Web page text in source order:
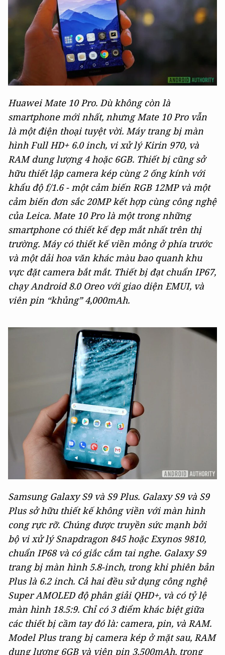
Huawei Mate 10 Pro. Dù không còn là
smartphone mới nhất, nhưng Mate 10 Pro vẫn
là một điện thoại tuyệt vời. Máy trang bị màn
hình Full HD+ 6.0 inch, vi xử lý Kirin 970, và
RAM dung lượng 4 hoặc 6GB. Thiết bị cũng sở
hữu thiết lập camera kép cùng 2 ống kính với
khẩu độ f/1.6 - một cảm biến RGB 12MP và một
cảm biến đơn sắc 20MP kết hợp cùng công nghệ
của Leica. Mate 10 Pro là một trong những
smartphone có thiết kế đẹp mắt nhất trên thị
trường. Máy có thiết kế viền mỏng ở phía trước
và một dải hoa văn khác màu bao quanh khu
vực đặt camera bắt mắt. Thiết bị đạt chuẩn IP67,
chạy Android 8.0 Oreo với giao diện EMUI, và
viên pin “khủng” 4,000mAh.
Samsung Galaxy S9 và S9 Plus. Galaxy S9 và S9
Plus sở hữu thiết kế không viền với màn hình
cong rực rỡ. Chúng được truyền sức mạnh bởi
bộ vi xử lý Snapdragon 845 hoặc Exynos 9810,
chuẩn IP68 và có giắc cắm tai nghe. Galaxy S9
trang bị màn hình 5.8-inch, trong khi phiên bản
Plus là 6.2 inch. Cả hai đều sử dụng công nghệ
Super AMOLED độ phân giải QHD+, và có tỷ lệ
màn hình 18.5:9. Chỉ có 3 điểm khác biệt giữa
các thiết bị cầm tay đó là: camera, pin, và RAM.
Model Plus trang bị camera kép ở mặt sau, RAM
dung lượng 6GB và viên pin 3,500mAh, trong